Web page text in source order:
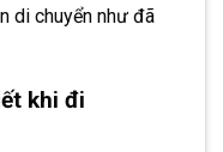
di chuyển như đã
khi đi